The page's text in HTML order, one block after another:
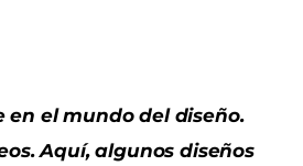
el mundo del diseño.
Aquí, algunos diseños